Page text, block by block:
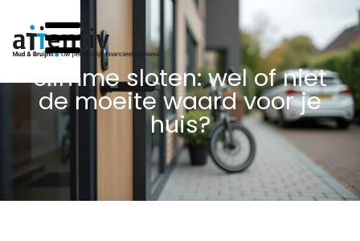
Slimme sloten: wel of niet
de moeite waard voor je
huis?